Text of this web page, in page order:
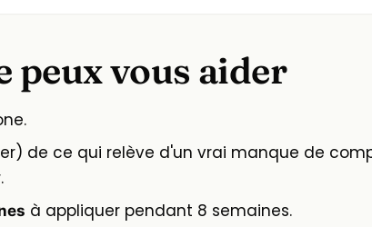
peux vous aider
de ce qui relève d'un vrai manque de
à appliquer pendant 8 semaines.